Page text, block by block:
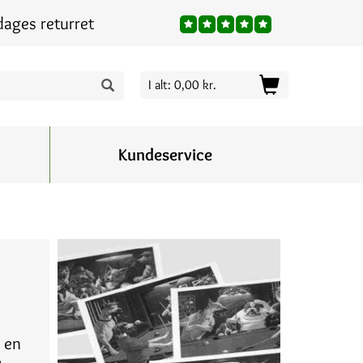
returret
I alt: 0,00 kr.
Kundeservice